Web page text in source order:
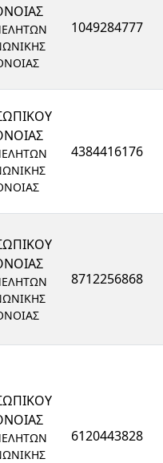
1049284777
4384416176
8712256868
6120443828